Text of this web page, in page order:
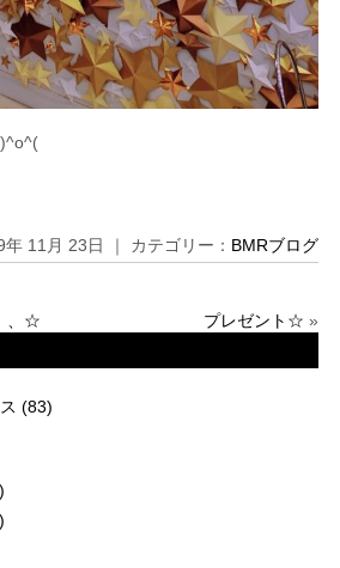
年 11月 23日 ｜ カテゴリー： BMRブログ
、☆ プレゼント☆ »
(83)